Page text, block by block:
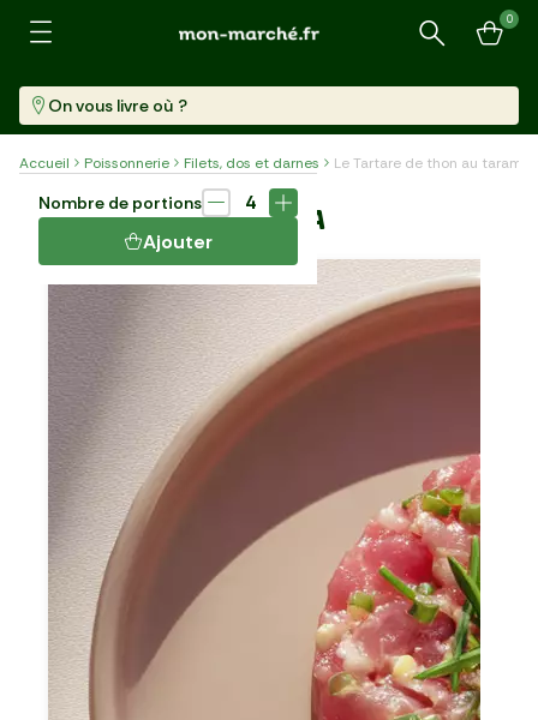
Recherche
0
On vous livre où ?
Accueil Poissonnerie Filets, dos et darnes
Le Tartare de thon au tarama
LE TARTARE DE THON AU TARAMA
Nombre de portions
4
Ajouter